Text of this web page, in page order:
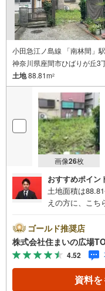
小田急江ノ島線 「南林間」
神奈川県座間市ひばりが丘3
土地88.81m2
画像26枚
おすすめポイン
土地面積は
えの方に、こち
までの店舗等の
容積率・高さ制
無休/9:00～
るため、お早め
る」ボタンよ
他、各種ご相
ゴールド推奨店
株式会社住まいの広場
4.52
資料を